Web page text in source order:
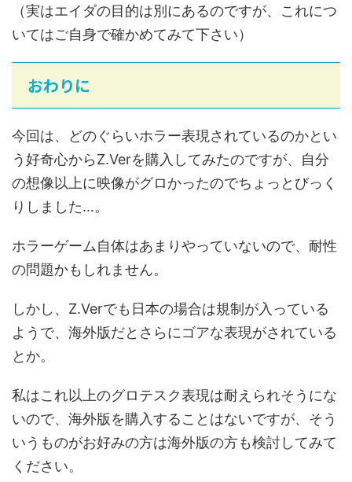
（実はエイダの目的は別にあるのですが、これにつ
いてはご自身で確かめてみて下さい）
おわりに
今回は、どのぐらいホラー表現されているのかとい
う好奇心からZ.Verを購入してみたのですが、自分
の想像以上に映像がグロかったのでちょっとびっく
りしました…。
ホラーゲーム自体はあまりやっていないので、耐性
の問題かもしれません。
しかし、Z.Verでも日本の場合は規制が入っている
ようで、海外版だとさらにゴアな表現がされている
とか。
私はこれ以上のグロテスク表現は耐えられそうにな
いので、海外版を購入することはないですが、そう
いうものがお好みの方は海外版の方も検討してみて
ください。